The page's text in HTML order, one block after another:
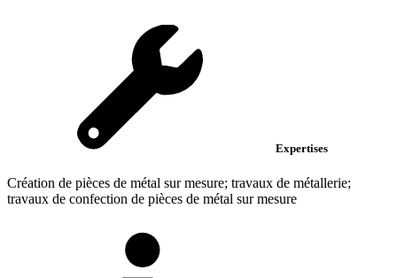
Expertises
Création de pièces de métal sur mesure; travaux de métallerie;
travaux de confection de pièces de métal sur mesure